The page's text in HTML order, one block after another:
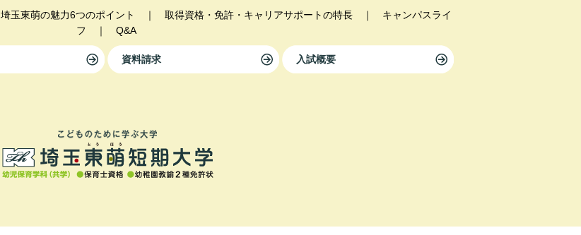
埼玉東萌の魅力6つのポイント ｜ 取得資格・免許・キャリアサポートの特長 ｜ キャンパスライ
フ ｜ Q&A
資料請求 入試概要